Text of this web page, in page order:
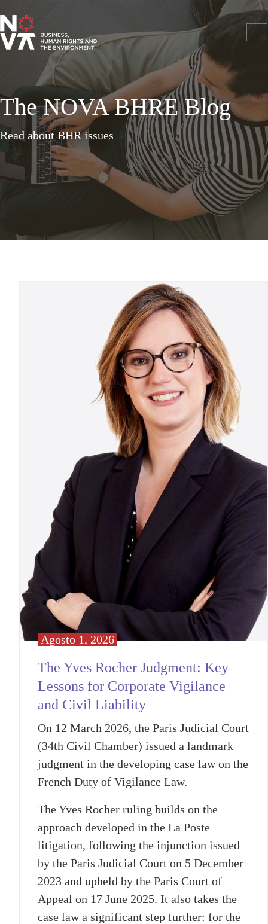
The NOVA BHRE Blog
Read about BHR issues
The Yves Rocher Judgment: Key
Lessons for Corporate Vigilance
and Civil Liability
On 12 March 2026, the Paris Judicial Court
(34th Civil Chamber) issued a landmark
judgment in the developing case law on the
French Duty of Vigilance Law.
The Yves Rocher ruling builds on the
approach developed in the La Poste
litigation, following the injunction issued
by the Paris Judicial Court on 5 December
2023 and upheld by the Paris Court of
Appeal on 17 June 2025. It also takes the
case law a significant step further: for the
Agosto 1, 2026